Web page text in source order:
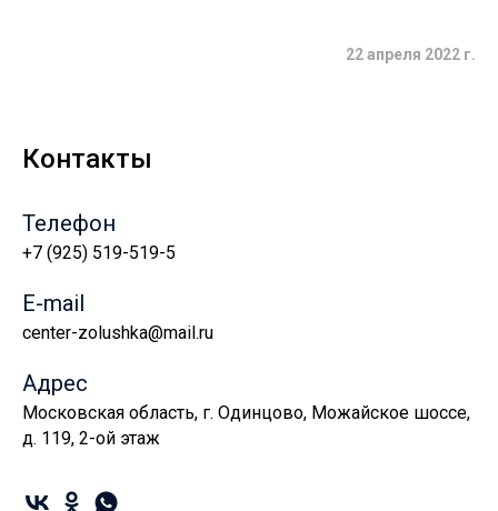
22 апреля 2022 г.
Контакты
Телефон
+7 (925) 519-519-5
E-mail
center-zolushka@mail.ru
Адрес
Московская область, г. Одинцово, Можайское шоссе,
д. 119, 2-ой этаж